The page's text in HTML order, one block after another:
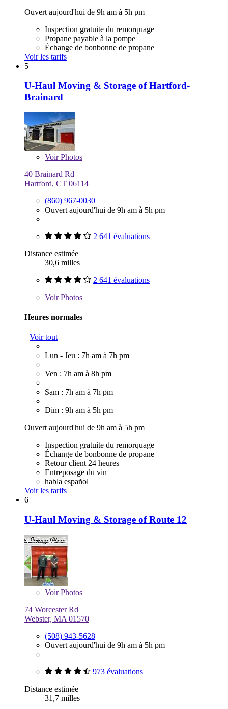
Ouvert aujourd'hui de 9h am à 5h pm
Inspection gratuite du remorquage
Propane payable à la pompe
Échange de bonbonne de propane
Voir les tarifs
5
U-Haul Moving & Storage of Hartford-
Brainard
VoirPhotos
40 Brainard Rd
Hartford, CT 06114
(860) 967-0030
Ouvert aujourd'hui de 9h am à 5h pm
2 641 évaluations
Distance estimée
30,6 milles
2 641 évaluations
VoirPhotos
Heures normales
Voir tout
Lun - Jeu : 7h am à 7h pm
Ven : 7h am à 8h pm
Sam : 7h am à 7h pm
Dim : 9h am à 5h pm
Ouvert aujourd'hui de 9h am à 5h pm
Inspection gratuite du remorquage
Échange de bonbonne de propane
Retour client 24 heures
Entreposage du vin
habla español
Voir les tarifs
6
U-Haul Moving & Storage of Route 12
VoirPhotos
74 Worcester Rd
Webster, MA 01570
(508) 943-5628
Ouvert aujourd'hui de 9h am à 5h pm
973 évaluations
Distance estimée
31,7 milles